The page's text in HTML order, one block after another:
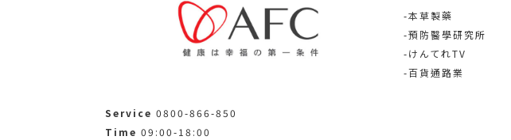
Service 0800-866-850
Time 09:00-18:00
-本草製藥
-預防醫學研究所
-けんてれTV
-百貨通路業